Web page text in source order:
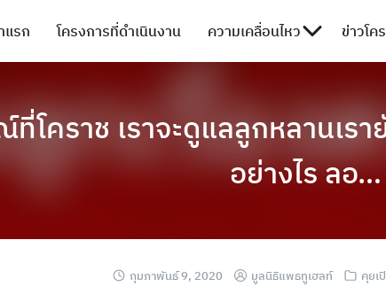
แรก โครงการที่ดำเนินงาน ความเคลื่อนไหว ข่าวโค
โคราช เราจะดูแลลูกหลานเรา
อย่างไร ลอ…
กุมภาพันธ์ 9, 2020 มูลนิธิแพธทูเฮลท์ คุยเ